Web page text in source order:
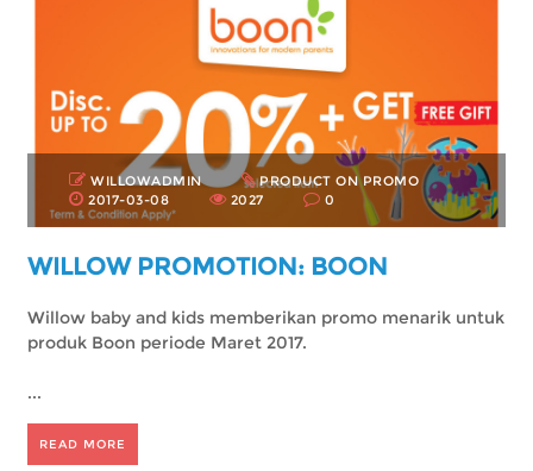
WILLOWADMIN
PRODUCT ON PROMO
2017-03-08
2027 0
WILLOW PROMOTION: BOON
Willow baby and kids memberikan promo menarik untuk
produk Boon periode Maret 2017.
...
READ MORE